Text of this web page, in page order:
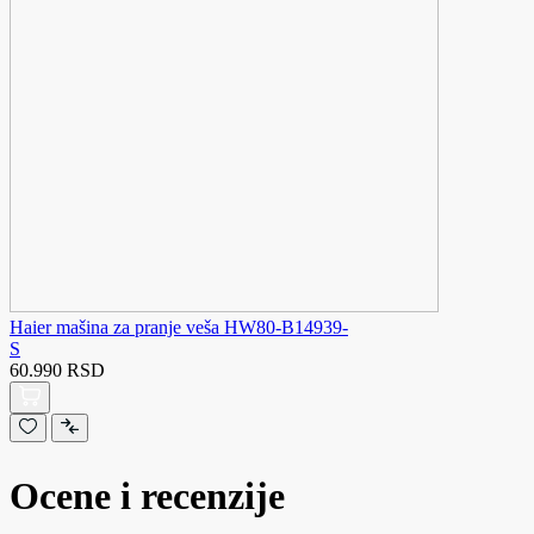
Haier mašina za pranje veša HW80-B14939-
S
60.990 RSD
Ocene i recenzije